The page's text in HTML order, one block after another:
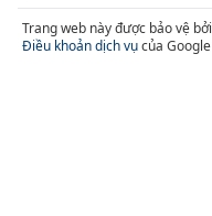
Trang web này được bảo vệ
Điều khoản dịch vụcủa